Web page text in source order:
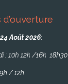
d’ouverture
Août 2026:
: 10h 12h /16h 18h30
/ 12h